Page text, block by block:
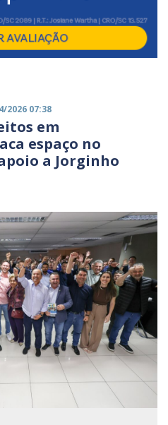
2026 07:38
em
espaço no
a Jorginho